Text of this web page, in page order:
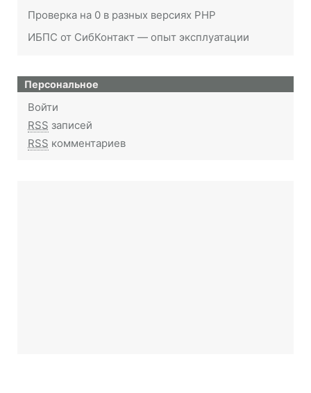
Проверка на 0 в разных версиях PHP
ИБПС от СибКонтакт — опыт эксплуатации
Персональное
Войти
RSS записей
RSS комментариев